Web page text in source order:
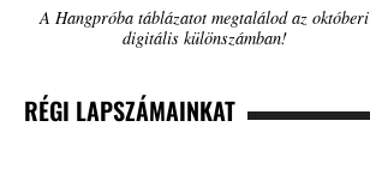
A Hangpróba táblázatot megtalálod az októberi
digitális különszámban!
RÉGI LAPSZÁMAINKAT